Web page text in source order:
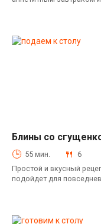
Блины со
55 мин. 6
Простой и вкусный
подойдет для